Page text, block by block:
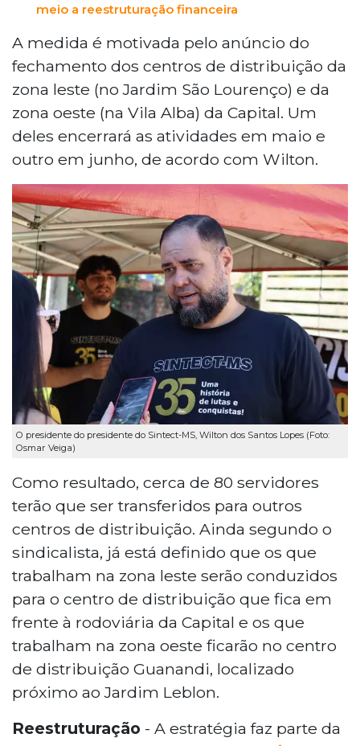
meio a reestruturação financeira
A medida é motivada pelo anúncio do
fechamento dos centros de distribuição da
zona leste (no Jardim São Lourenço) e da
zona oeste (na Vila Alba) da Capital. Um
deles encerrará as atividades em maio e
outro em junho, de acordo com Wilton.
O presidente do presidente do Sintect-MS, Wilton dos Santos Lopes (Foto:
Osmar Veiga)
Como resultado, cerca de 80 servidores
terão que ser transferidos para outros
centros de distribuição. Ainda segundo o
sindicalista, já está definido que os que
trabalham na zona leste serão conduzidos
para o centro de distribuição que fica em
frente à rodoviária da Capital e os que
trabalham na zona oeste ficarão no centro
de distribuição Guanandi, localizado
próximo ao Jardim Leblon.
Reestruturação - A estratégia faz parte da